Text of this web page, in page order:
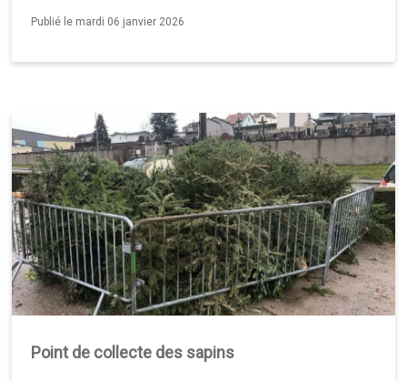
Publié le mardi 06 janvier 2026
Point de collecte des sapins